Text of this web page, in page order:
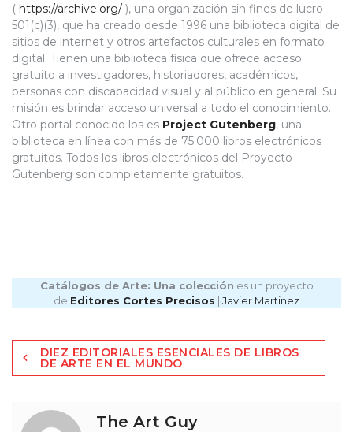
( https://archive.org/ ), una organización sin fines de lucro
501(c)(3), que ha creado desde 1996 una biblioteca digital de
sitios de internet y otros artefactos culturales en formato
digital. Tienen una biblioteca física que ofrece acceso
gratuito a investigadores, historiadores, académicos,
personas con discapacidad visual y al público en general. Su
misión es brindar acceso universal a todo el conocimiento.
Otro portal conocido los es Project Gutenberg, una
biblioteca en línea con más de 75.000 libros electrónicos
gratuitos. Todos los libros electrónicos del Proyecto
Gutenberg son completamente gratuitos.
Catálogos de Arte: Una colección es un proyecto
de Editores Cortes Precisos | Javier Martinez
Navegación
de
DIEZ EDITORIALES ESENCIALES DE LIBROS
DE ARTE EN EL MUNDO
The Art Guy